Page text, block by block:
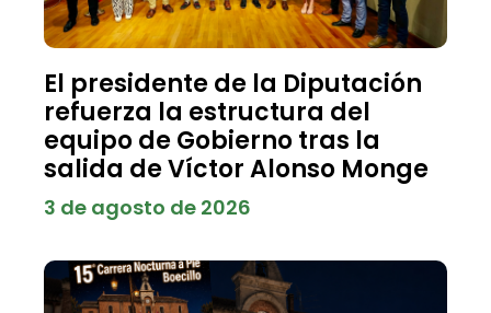
El presidente de la Diputación
refuerza la estructura del
equipo de Gobierno tras la
salida de Víctor Alonso Monge
3 de agosto de 2026